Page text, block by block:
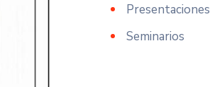
Presentaciones
Seminarios